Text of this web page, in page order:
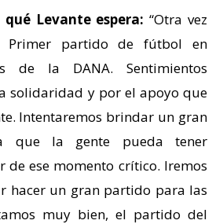
Levante espera: “Otra vez
Primer partido de fútbol en
de la DANA. Sentimientos
solidaridad y por el apoyo que
Intentaremos brindar un gran
que la gente pueda tener
de ese momento crítico. Iremos
hacer un gran partido para las
muy bien, el partido del